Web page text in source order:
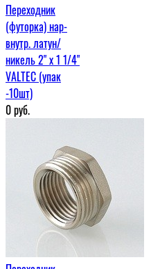
Переходник
(футорка) нар-
внутр. латун/
никель 2" х 1 1/4"
VALTEC (упак
-10шт)
0руб.